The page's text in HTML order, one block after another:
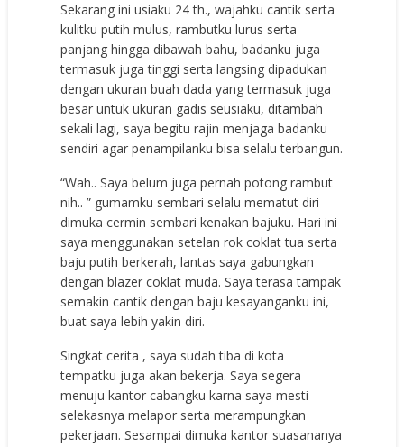
Sekarang ini usiaku 24 th., wajahku cantik serta
kulitku putih mulus, rambutku lurus serta
panjang hingga dibawah bahu, badanku juga
termasuk juga tinggi serta langsing dipadukan
dengan ukuran buah dada yang termasuk juga
besar untuk ukuran gadis seusiaku, ditambah
sekali lagi, saya begitu rajin menjaga badanku
sendiri agar penampilanku bisa selalu terbangun.
“Wah.. Saya belum juga pernah potong rambut
nih.. ” gumamku sembari selalu mematut diri
dimuka cermin sembari kenakan bajuku. Hari ini
saya menggunakan setelan rok coklat tua serta
baju putih berkerah, lantas saya gabungkan
dengan blazer coklat muda. Saya terasa tampak
semakin cantik dengan baju kesayanganku ini,
buat saya lebih yakin diri.
Singkat cerita , saya sudah tiba di kota
tempatku juga akan bekerja. Saya segera
menuju kantor cabangku karna saya mesti
selekasnya melapor serta merampungkan
pekerjaan. Sesampai dimuka kantor suasananya